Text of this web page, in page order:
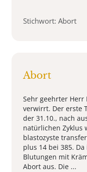
Stichwort: Abort
Abort
Sehr geehrter
verwirrt. Der erste
der 31.10., nach
natürlichen Zyklus
blastozyste
plus 14 bei 385.
Blutungen mit
Abort aus. Die ...